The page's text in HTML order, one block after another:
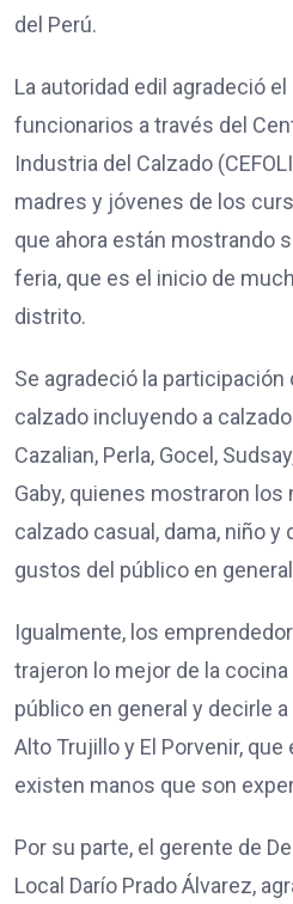
del Perú.
La autoridad edil agradeció
funcionarios a través del
Industria del Calzado
madres y jóvenes de los
que ahora están mostrando
feria, que es el inicio de
distrito.
Se agradeció la
calzado incluyendo a
Cazalian, Perla, Gocel,
Gaby, quienes mostraron
calzado casual, dama, niño y
gustos del público en
Igualmente, los
trajeron lo mejor de la
público en general y decirle
Alto Trujillo y El Porvenir,
existen manos que son
Por su parte, el gerente de
Local Darío Prado Álvarez,